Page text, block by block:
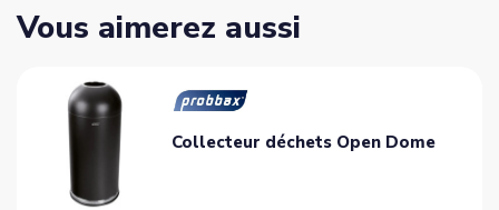
Vous aimerez aussi
Collecteur déchets Open Dome